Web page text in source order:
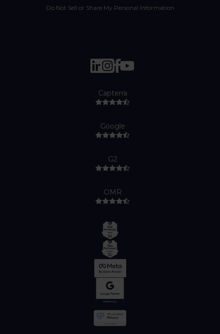
Do Not Sell or Share My Personal Information
Capterra
Google
G2
OMR